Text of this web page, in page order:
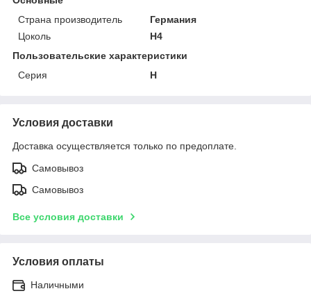
Страна производитель
Германия
Цоколь
H4
Пользовательские характеристики
Серия
Н
Условия доставки
Доставка осуществляется только по предоплате.
Самовывоз
Самовывоз
Все условия доставки
Условия оплаты
Наличными